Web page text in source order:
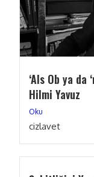
‘Als Ob ya da
Hilmi Yavuz
Oku
cizlavet